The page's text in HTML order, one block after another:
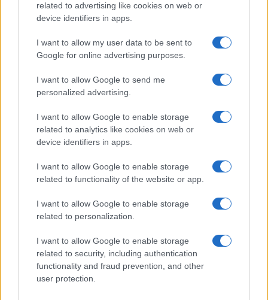
related to advertising like cookies on web or
device identifiers in apps.
I want to allow my user data to be sent to
Google for online advertising purposes.
I want to allow Google to send me
personalized advertising.
I want to allow Google to enable storage
related to analytics like cookies on web or
device identifiers in apps.
I want to allow Google to enable storage
related to functionality of the website or app.
I want to allow Google to enable storage
related to personalization.
I want to allow Google to enable storage
related to security, including authentication
functionality and fraud prevention, and other
user protection.
FOCUS PMI
Giuria di esperti per startupper: chi sono i valutatori
delle tue idee